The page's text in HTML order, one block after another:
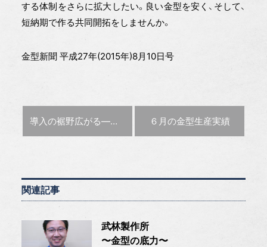
する体制をさらに拡大したい。良い金型を安く、そして、
短納期で作る共同開拓をしませんか。
金型新聞 平成27年(2015年)8月10日号
前の記事 :
導入の裾野広がる―５軸加工特集― 次の記事 :
６月の金型生産実績
関連記事
武林製作所
〜金型の底力〜